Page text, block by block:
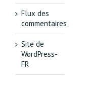
Flux des
commentaires
Site de
WordPress-
FR